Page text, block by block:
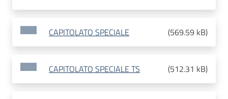
CAPITOLATO SPECIALE (569.59 kB)
CAPITOLATO SPECIALE TS (512.31 kB)